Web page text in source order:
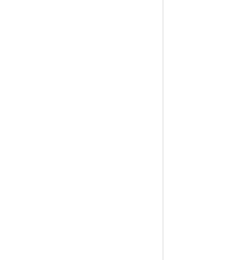
引
干